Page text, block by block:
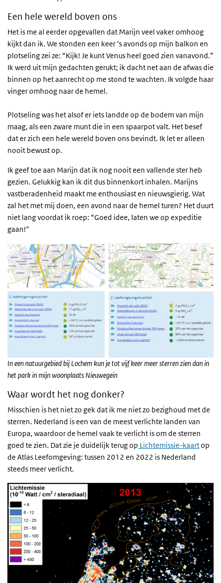
Een hele wereld boven ons
Het is me al eerder opgevallen dat Marijn veel vaker omhoog
kijkt dan ik. We stonden een keer ‘s avonds op mijn balkon en
plotseling zei ze: “Kijk! Je kunt Venus heel goed zien vanavond.”
Ik werd uit mijn gedachten gerukt; ik dacht net aan de afwas die
binnen op het aanrecht op me stond te wachten. Ik volgde haar
vinger omhoog naar de hemel.
Plotseling was het alsof er iets landde op de bodem van mijn
maag, als een zware munt die in een spaarpot valt. Het besef
dat er zich een hele wereld boven ons bevindt. Ik let er alleen
nooit bewust op.
Ik geef toe aan Marijn dat ik nog nooit een vallende ster heb
gezien. Gelukkig kan ik dit dus binnenkort inhalen. Marijns
vastberadenheid maakt me enthousiast en nieuwsgierig. Wat
zal het met mij doen, een avond naar de hemel turen? Het duurt
niet lang voordat ik roep: “Goed idee, laten we op expeditie
gaan!"
In een natuurgebied bij Lochem kun je tot vijf keer meer sterren zien dan in
het park in mijn woonplaats Nieuwegein
Waar wordt het nog donker?
Misschien is het niet zo gek dat ik me niet zo bezighoud met de
sterren. Nederland is een van de meest verlichte landen van
Europa, waardoor de hemel vaak te verlicht is om de sterren
goed te zien. Dat zie je duidelijk terug op Lichtemissie-kaartop
de Atlas Leefomgeving: tussen 2012 en 2022 is Nederland
steeds meer verlicht.